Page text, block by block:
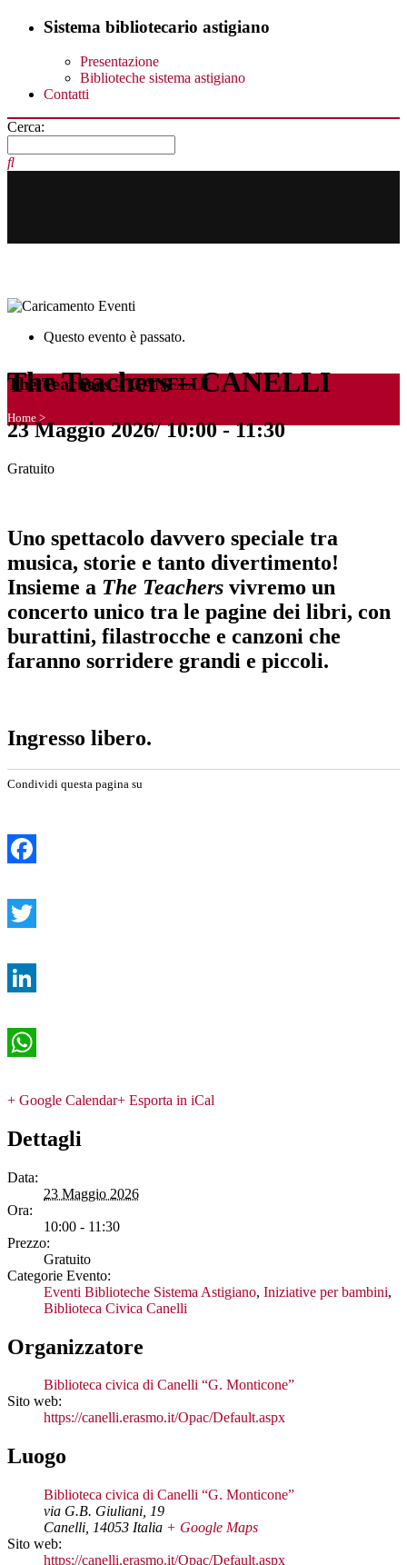
Sistema bibliotecario astigiano
Presentazione
Biblioteche sistema astigiano
Contatti
Cerca:
The Teachers – CANELLI
Home >
Questo evento è passato.
The Teachers – CANELLI
23 Maggio 2026/ 10:00-11:30
Gratuito
Uno spettacolo davvero speciale tra
musica, storie e tanto divertimento!
Insieme a The Teachers vivremo un
concerto unico tra le pagine dei libri, con
burattini, filastrocche e canzoni che
faranno sorridere grandi e piccoli.
Ingresso libero.
Condividi questa pagina su
+ Google Calendar+ Esporta in iCal
Dettagli
Data:
23 Maggio 2026
Ora:
10:00 - 11:30
Prezzo:
Gratuito
Categorie Evento:
Eventi Biblioteche Sistema Astigiano, Iniziative per bambini,
Biblioteca Civica Canelli
Organizzatore
Biblioteca civica di Canelli “G. Monticone”
Sito web:
https://canelli.erasmo.it/Opac/Default.aspx
Luogo
Biblioteca civica di Canelli “G. Monticone”
via G.B. Giuliani, 19
Canelli 14053 Italia + Google Maps
Sito web:
https://canelli.erasmo.it/Opac/Default.aspx